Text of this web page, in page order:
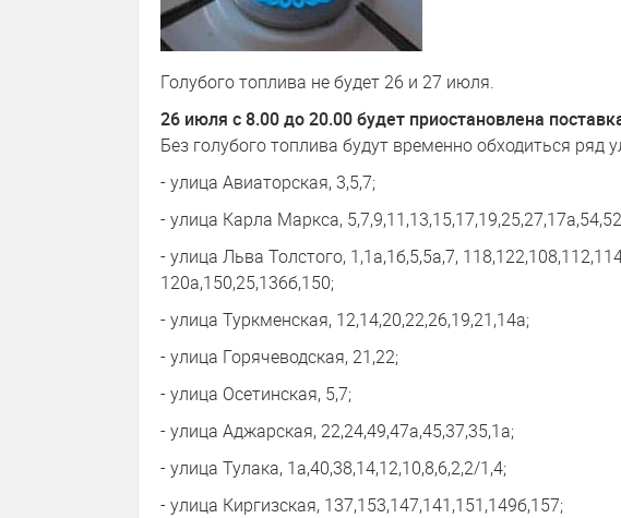
Голубого топлива не будет 26 и 27 июля.
26 июля с 8.00 до 20.00 будет приостановлена
Без голубого топлива будут временно обходиться ряд
- улица Авиаторская, 3,5,7;
- улица Карла Маркса,
- улица Льва Толстого, 1,1а,1б,5,5а,7,
120а,150,25,136б,150;
- улица Туркменская, 12,14,20,22,26,19,21,14а;
- улица Горячеводская, 21,22;
- улица Осетинская, 5,7;
- улица Аджарская, 22,24,49,47а,45,37,35,1а;
- улица Тулака, 1а,40,38,14,12,10,8,6,2,2/1,4;
- улица Киргизская, 137,153,147,141,151,149б,157;